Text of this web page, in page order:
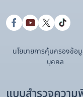
นโยบายการคุ้มครองข้อ
บุคคล
แบบสำรวจความ